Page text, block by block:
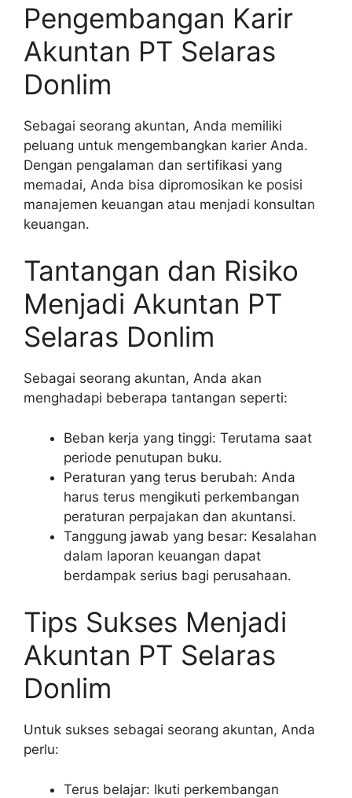
Pengembangan Karir
Akuntan PT Selaras
Donlim
Sebagai seorang akuntan, Anda memiliki
peluang untuk mengembangkan karier Anda.
Dengan pengalaman dan sertifikasi yang
memadai, Anda bisa dipromosikan ke posisi
manajemen keuangan atau menjadi konsultan
keuangan.
Tantangan dan Risiko
Menjadi Akuntan PT
Selaras Donlim
Sebagai seorang akuntan, Anda akan
menghadapi beberapa tantangan seperti:
Beban kerja yang tinggi: Terutama saat
periode penutupan buku.
Peraturan yang terus berubah: Anda
harus terus mengikuti perkembangan
peraturan perpajakan dan akuntansi.
Tanggung jawab yang besar: Kesalahan
dalam laporan keuangan dapat
berdampak serius bagi perusahaan.
Tips Sukses Menjadi
Akuntan PT Selaras
Donlim
Untuk sukses sebagai seorang akuntan, Anda
perlu:
Terus belajar: Ikuti perkembangan